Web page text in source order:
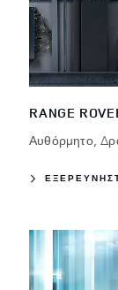
RANGE
Αυθόρμητο,